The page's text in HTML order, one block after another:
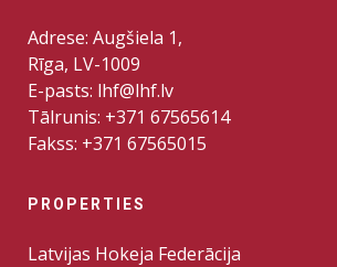
Adrese: Augšiela 1,
Rīga, LV-1009
E-pasts: lhf@lhf.lv
Tālrunis: +371 67565614
Fakss: +371 67565015
PROPERTIES
Latvijas Hokeja Federācija